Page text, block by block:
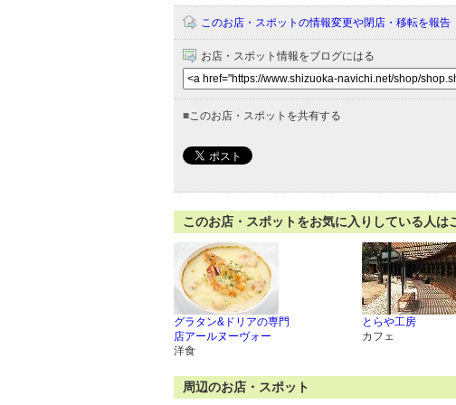
このお店・スポットの情報変更や閉店・移転を報告
お店・スポット情報をブログにはる
■このお店・スポットを共有する
このお店・スポットをお気に入りしている人は
グラタン&ドリアの専門
店アールヌーヴォー
洋食
とらや工房
カフェ
周辺のお店・スポット